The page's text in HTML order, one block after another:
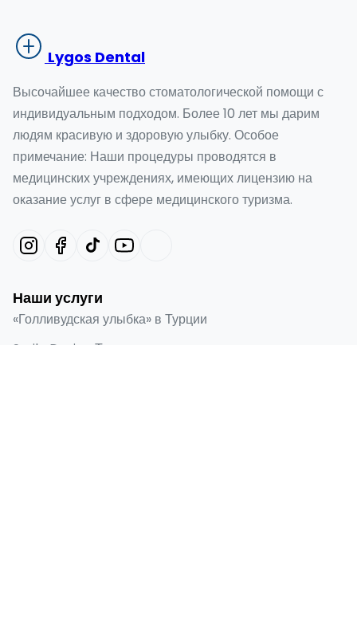
Lygos Dental
Высочайшее качество стоматологической помощи с
индивидуальным подходом. Более 10 лет мы дарим
людям красивую и здоровую улыбку. Особое
примечание: Наши процедуры проводятся в
медицинских учреждениях, имеющих лицензию на
оказание услуг в сфере медицинского туризма.
Наши услуги
«Голливудская улыбка» в Турции
Smile Design Турция